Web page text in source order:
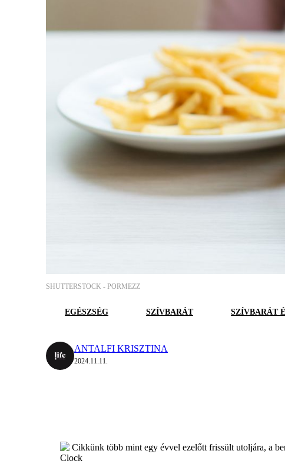
SHUTTERSTOCK - PORMEZZ
EGÉSZSÉG SZÍVBARÁT SZÍVBARÁT
ANTALFI KRISZTINA
2024.11.11.
Cikkünk több mint egy évvel ezelőtt frissült utoljára, a